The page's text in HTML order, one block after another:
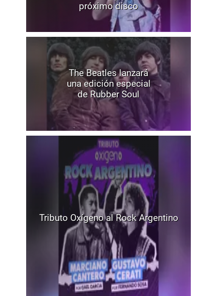
próximo disco
The Beatles lanzará
una edición especial
de Rubber Soul
Tributo Oxígeno al Rock Argentino